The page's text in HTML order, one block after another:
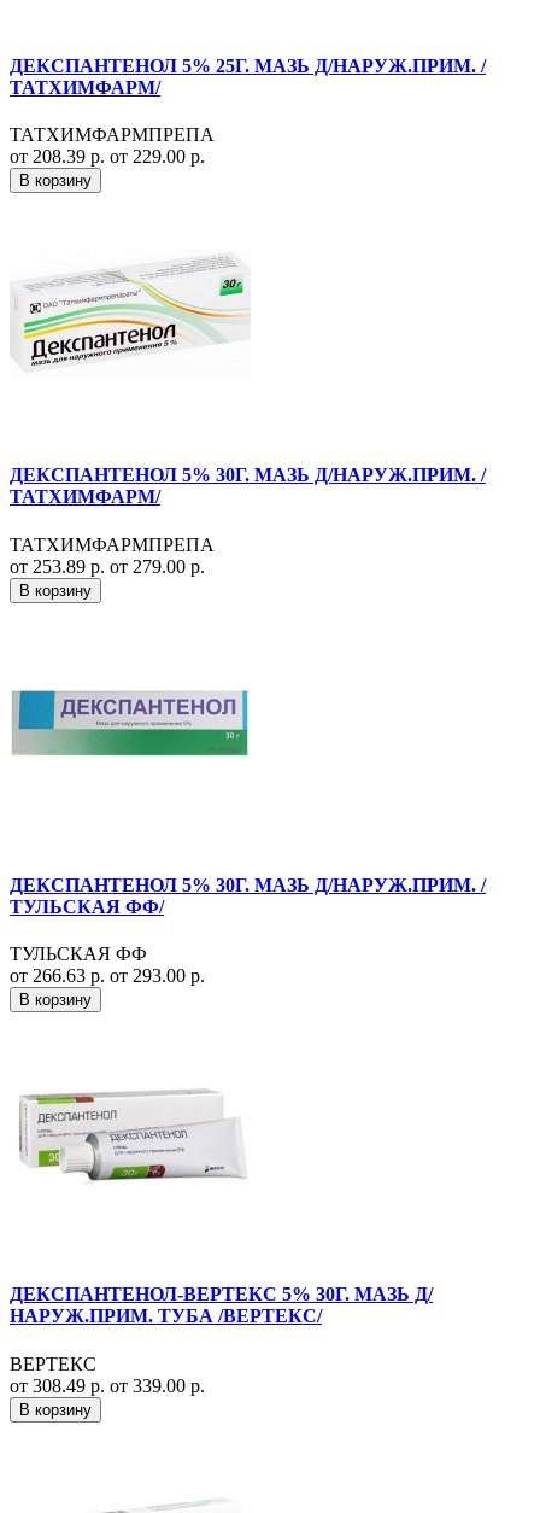
ДЕКСПАНТЕНОЛ 5% 25Г. МАЗЬ Д/НАРУЖ.ПРИМ. /
ТАТХИМФАРМ/
ТАТХИМФАРМПРЕПА
от 208.39 р. от 229.00 р.
В корзину
ДЕКСПАНТЕНОЛ 5% 30Г. МАЗЬ Д/НАРУЖ.ПРИМ. /
ТАТХИМФАРМ/
ТАТХИМФАРМПРЕПА
от 253.89 р. от 279.00 р.
В корзину
ДЕКСПАНТЕНОЛ 5% 30Г. МАЗЬ Д/НАРУЖ.ПРИМ. /
ТУЛЬСКАЯ ФФ/
ТУЛЬСКАЯ ФФ
от 266.63 р. от 293.00 р.
В корзину
ДЕКСПАНТЕНОЛ-ВЕРТЕКС 5% 30Г. МАЗЬ Д/
НАРУЖ.ПРИМ. ТУБА /ВЕРТЕКС/
ВЕРТЕКС
от 308.49 р. от 339.00 р.
В корзину